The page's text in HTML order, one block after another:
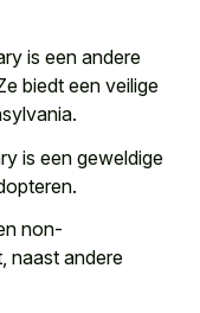
is een andere
biedt een veilige
is een geweldige
non-
naast andere